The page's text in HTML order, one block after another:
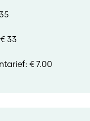
33
€ 7.00